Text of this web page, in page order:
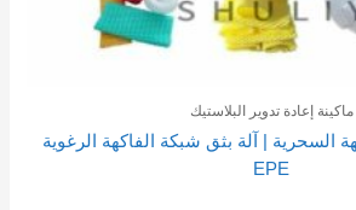
ماكينة إعادة تدوير البلاستيك
السحرية | آلة بثق شبكة الفاكهة الرغوية
EPE